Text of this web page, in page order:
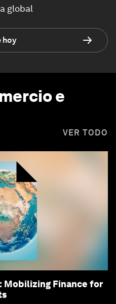
global
hoy
e
VER TODO
Mobilizing Finance for